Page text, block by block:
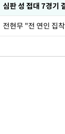
심판 성 접대 7경기
전현무 "전 연인 집